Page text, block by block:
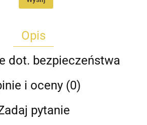
Opis
dot. bezpieczeństwa
i oceny (0)
pytanie